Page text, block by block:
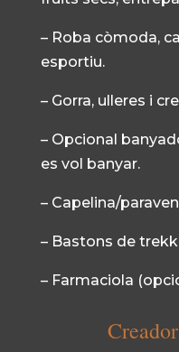
– Roba còmoda,
esportiu.
– Gorra, ulleres i
– Opcional
es vol banyar.
– Capelina/
– Bastons de
– Farmaciola